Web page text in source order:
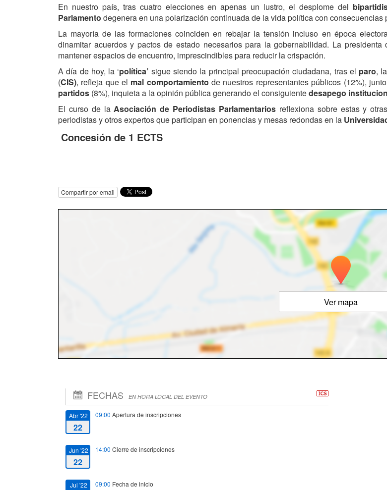
En nuestro país, tras cuatro elecciones en apenas un lustro, el desplome del
Parlamento degenera en una polarización continuada de la vida política con
La mayoría de las formaciones coinciden en rebajar la tensión incluso en época
dinamitar acuerdos y pactos de estado necesarios para la gobernabilidad. La presidenta
mantener espacios de encuentro, imprescindibles para reducir la crispación.
A día de hoy, la ‘política’ sigue siendo la principal preocupación ciudadana, tras el paro,
(CIS), refleja que el mal comportamiento de nuestros representantes públicos (12%),
partidos (8%), inquieta a la opinión pública generando el consiguientedesapego
El curso de laAsociación de Periodistas Parlamentarios reflexiona sobre estas y
periodistas y otros expertos que participan en ponencias y mesas redondas en la
Concesión de 1 ECTS
Compartir por email
Ver mapa
FECHAS EN HORA LOCAL DEL EVENTO
Abr '22
22
09:00 Apertura de inscripciones
Jun '22
22
14:00 Cierre de inscripciones
Jul '22 09:00 Fecha de inicio